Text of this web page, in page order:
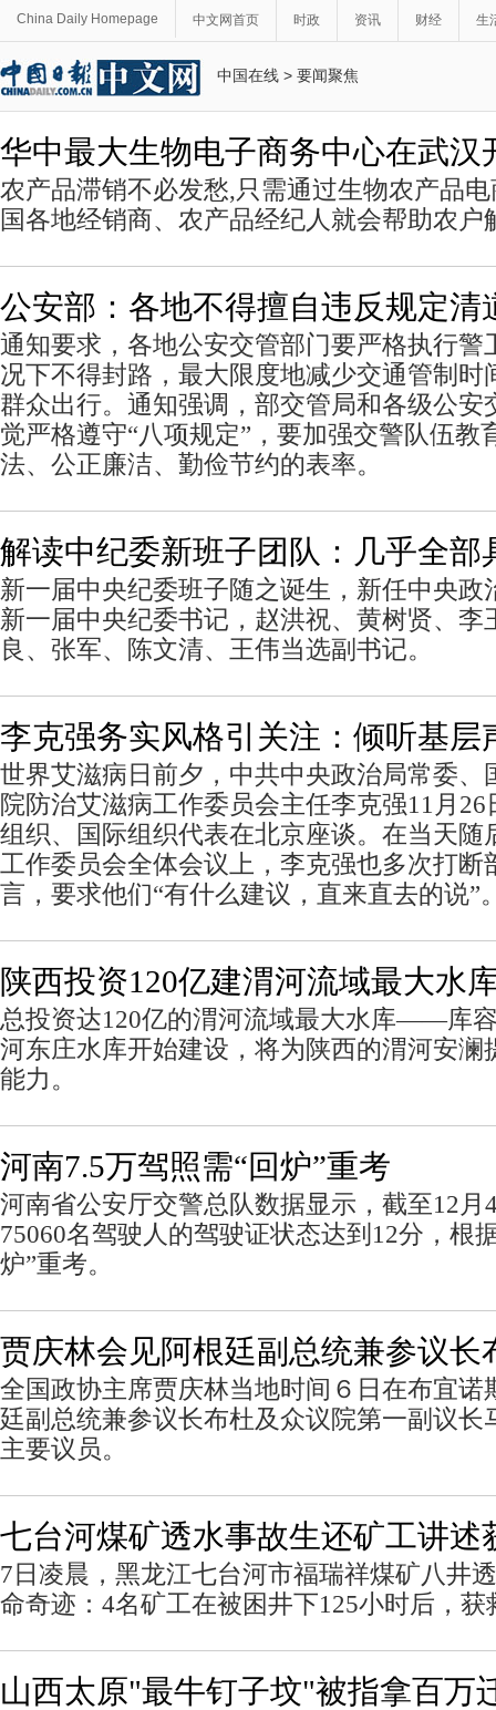
China Daily Homepage 中文网首页 时政 资讯 财经 生
中国在线 > 要闻聚焦
华中最大生物电子商务中心在武汉
农产品滞销不必发愁,只需通过生物农产品
国各地经销商、农产品经纪人就会帮助农户
公安部：各地不得擅自违反规定清
通知要求，各地公安交管部门要严格执行警
况下不得封路，最大限度地减少交通管制时
群众出行。通知强调，部交管局和各级公安
觉严格遵守“八项规定”，要加强交警队伍教
法、公正廉洁、勤俭节约的表率。
解读中纪委新班子团队：几乎全部
新一届中央纪委班子随之诞生，新任中央政
新一届中央纪委书记，赵洪祝、黄树贤、李
良、张军、陈文清、王伟当选副书记。
李克强务实风格引关注：倾听基层
世界艾滋病日前夕，中共中央政治局常委、
院防治艾滋病工作委员会主任李克强11月
组织、国际组织代表在北京座谈。在当天随
工作委员会全体会议上，李克强也多次打断
言，要求他们“有什么建议，直来直去的说”
陕西投资120亿建渭河流域最大水
总投资达120亿的渭河流域最大水库——库
河东庄水库开始建设，将为陕西的渭河安澜
能力。
河南7.5万驾照需“回炉”重考
河南省公安厅交警总队数据显示，截至12月
75060名驾驶人的驾驶证状态达到12分，根
炉”重考。
贾庆林会见阿根廷副总统兼参议长
全国政协主席贾庆林当地时间６日在布宜诺
廷副总统兼参议长布杜及众议院第一副议长
主要议员。
七台河煤矿透水事故生还矿工讲述
7日凌晨，黑龙江七台河市福瑞祥煤矿八井
命奇迹：4名矿工在被困井下125小时后，获
山西太原"最牛钉子坟"被指拿百万